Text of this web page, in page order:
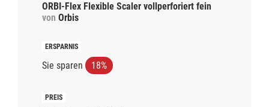
ORBI-Flex Flexible Scaler vollperforiert fein
von Orbis
Sie sparen 18%